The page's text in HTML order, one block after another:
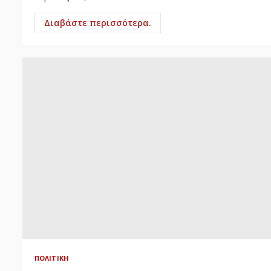
Διαβάστε περισσότερα.
ΠΟΛΙΤΙΚΉ